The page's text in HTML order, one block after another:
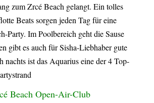
zum Zrcé Beach gelangt. Ein tolles
Beats sorgen jeden Tag für eine
Party. Im Poolbereich geht die Sause
gibt es auch für Sisha-Liebhaber gute
nachts ist das Aquarius eine der 4 Top-
Beach Open-Air-Club